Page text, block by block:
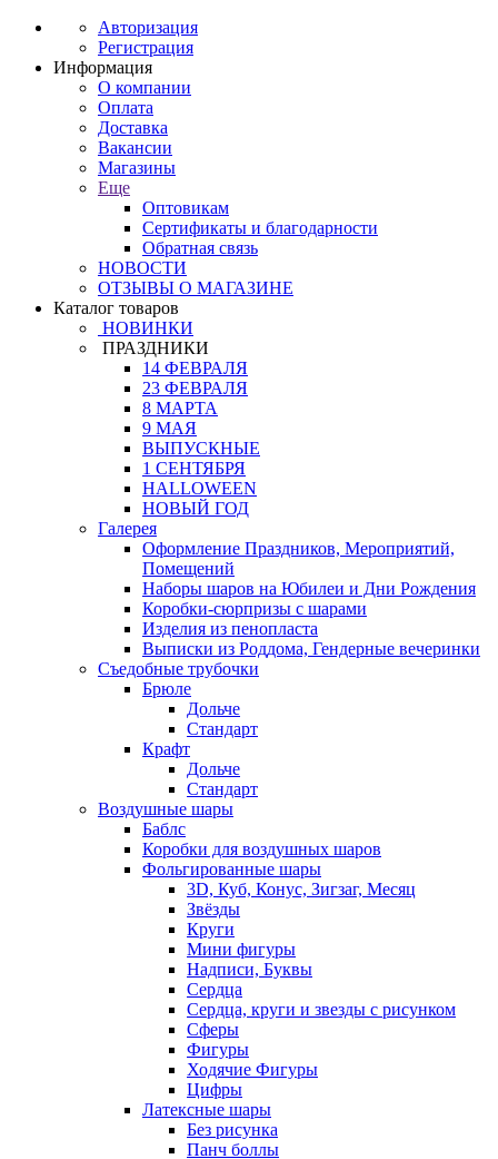
Авторизация
Регистрация
Информация
О компании
Оплата
Доставка
Вакансии
Магазины
Еще
Оптовикам
Сертификаты и благодарности
Обратная связь
НОВОСТИ
ОТЗЫВЫ О МАГАЗИНЕ
Каталог товаров
НОВИНКИ
ПРАЗДНИКИ
14 ФЕВРАЛЯ
23 ФЕВРАЛЯ
8 МАРТА
9 МАЯ
ВЫПУСКНЫЕ
1 СЕНТЯБРЯ
HALLOWEEN
НОВЫЙ ГОД
Галерея
Оформление Праздников, Мероприятий,
Помещений
Наборы шаров на Юбилеи и Дни Рождения
Коробки-сюрпризы с шарами
Изделия из пенопласта
Выписки из Роддома, Гендерные вечеринки
Съедобные трубочки
Брюле
Дольче
Стандарт
Крафт
Дольче
Стандарт
Воздушные шары
Баблс
Коробки для воздушных шаров
Фольгированные шары
3D, Куб, Конус, Зигзаг, Месяц
Звёзды
Круги
Мини фигуры
Надписи, Буквы
Сердца
Сердца, круги и звезды с рисунком
Сферы
Фигуры
Ходячие Фигуры
Цифры
Латексные шары
Без рисунка
Панч боллы